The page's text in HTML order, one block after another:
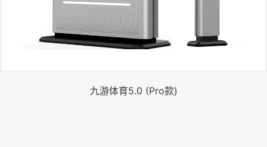
九游体育5.0 (Pro款)